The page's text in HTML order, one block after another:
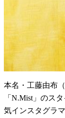
本名・工藤由布
「N.Mist」のス
気インスタグラ